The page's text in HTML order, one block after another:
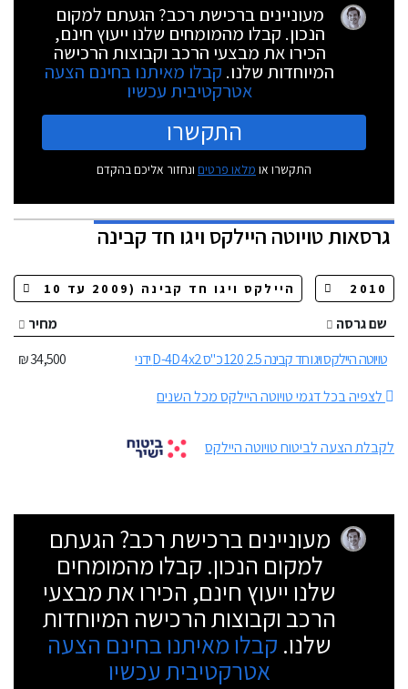
מעוניינים ברכישת רכב? הגעתם למקום
הנכון. קבלו מהמומחים שלנו ייעוץ חינם,
הכירו את מבצעי הרכב וקבוצות הרכישה
המיוחדות שלנו. קבלו מאיתנו בחינם הצעה
אטרקטיבית עכשיו
התקשרו
התקשרו או מלאו פרטים ונחזור אליכם בהקדם
גרסאותטויוטה היילקס ויגו חד קבינה
שם גרסה
מחיר
טויוטה היילקס ויגו חד קבינה 2.5 120 כ"ס D-4D 4x2 ידני
34,500 ₪
לצפיה בכל דגמי טויוטה היילקס מכל השנים
לקבלת הצעה לביטוח טויוטה היילקס
מעוניינים ברכישת רכב? הגעתם
למקום הנכון. קבלו מהמומחים
שלנו ייעוץ חינם, הכירו את מבצעי
הרכב וקבוצות הרכישה המיוחדות
שלנו. קבלו מאיתנו בחינם הצעה
אטרקטיבית עכשיו